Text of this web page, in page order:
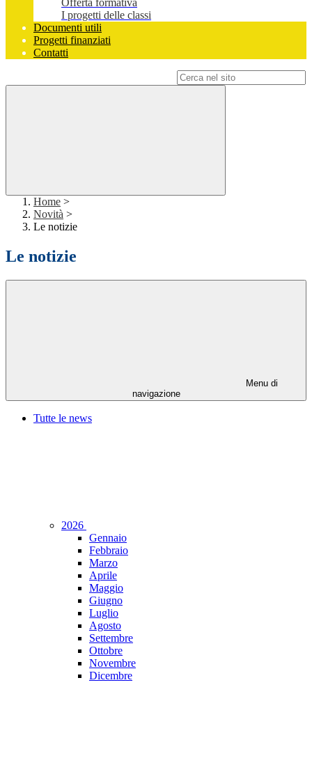
Offerta formativa
I progetti delle classi
Documenti utili
Progetti finanziati
Contatti
Home >
Novità >
Le notizie
Le notizie
Menu di
navigazione
Tutte le news
2026
Gennaio
Febbraio
Marzo
Aprile
Maggio
Giugno
Luglio
Agosto
Settembre
Ottobre
Novembre
Dicembre